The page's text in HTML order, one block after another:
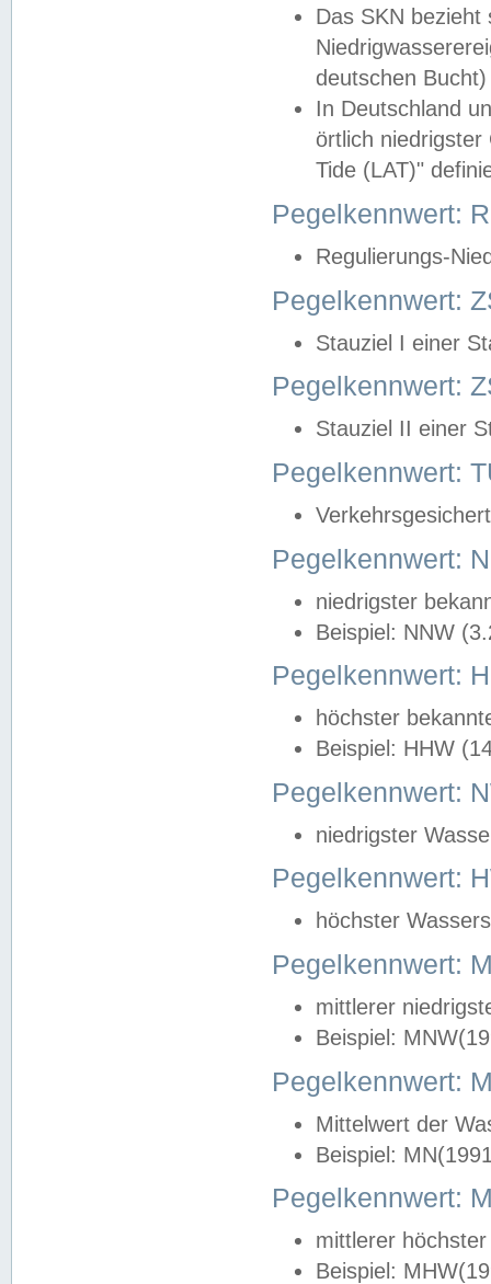
Das SKN
deutschen
In Deutschland
örtlich
Tide (LAT)"
Pegelkennwert:
Regulierungs-
Pegelkennwert:
Stauziel I einer
Pegelkennwert:
Stauziel II einer
Pegelkennwert:
Pegelkennwert:
niedrigster
Beispiel: NNW
Pegelkennwert:
höchster
Beispiel: HHW
Pegelkennwert:
niedrigster
Pegelkennwert:
höchster
Pegelkennwert:
mittlerer
Beispiel:
Pegelkennwert:
Mittelwert der
Beispiel:
Pegelkennwert:
mittlerer
Beispiel: